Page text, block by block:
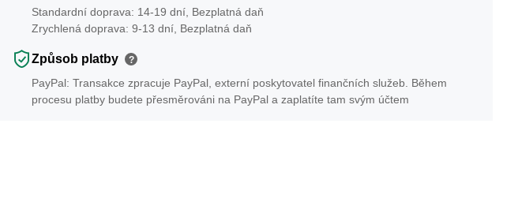
Standardní doprava: 14-19 dní, Bezplatná daň
Zrychlená doprava: 9-13 dní, Bezplatná daň
Způsob platby ?
PayPal: Transakce zpracuje PayPal, externí poskytovatel finančních služeb. Během
procesu platby budete přesměrováni na PayPal a zaplatíte tam svým účtem